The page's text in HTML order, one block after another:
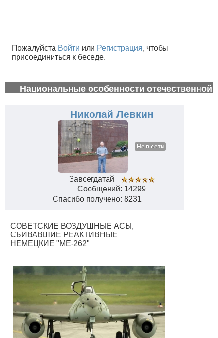
Пожалуйста Войти или Регистрация, чтобы
присоединиться к беседе.
Национальные особенности отечественной
Николай Левкин
Не в сети
Завсегдатай
Сообщений: 14299
Спасибо получено: 8231
СОВЕТСКИЕ ВОЗДУШНЫЕ АСЫ,
СБИВАВШИЕ РЕАКТИВНЫЕ
НЕМЕЦКИЕ "МЕ-262"